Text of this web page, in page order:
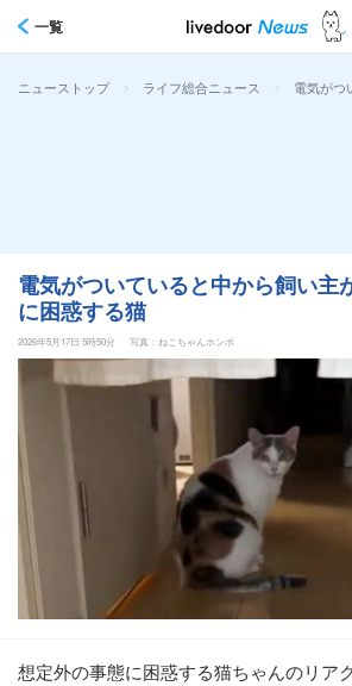
一覧
ニューストップ > ライフ総合ニュース > 電気がつ
電気がついていると中から飼い主
に困惑する猫
2026年5月17日 5時50分 写真：ねこちゃんホンポ
想定外の事態に困惑する猫ちゃんのリア